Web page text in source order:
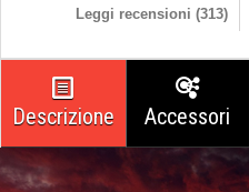
Leggi recensioni (313)
Descrizione Accessori